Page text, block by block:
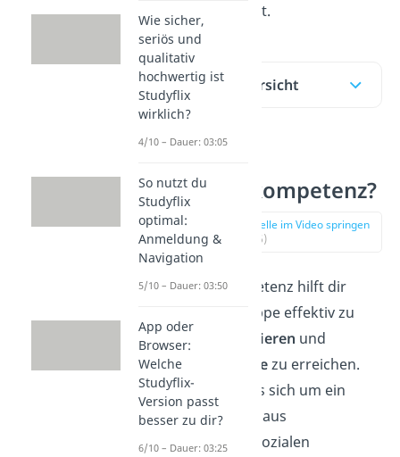
erreichen kannst.
Inhaltsübersicht
Führungskompetenz?
zur Stelle im Video springen
(00:16)
Führungskompetenz hilft dir
dabei, eine Gruppe effektiv zu
leiten
motivieren und
gemeinsam
Zielezu erreichen.
Dabei handelt es sich um ein
Zusammenspiel aus
verschiedenen sozialen
Wie sicher,
seriös und
qualitativ
hochwertig ist
Studyflix
wirklich?
4/10 – Dauer: 03:05
So nutzt du
Studyflix
optimal:
Anmeldung &
Navigation
5/10 – Dauer: 03:50
App oder
Browser:
Welche
Studyflix-
Version passt
besser zu dir?
6/10 – Dauer: 03:25